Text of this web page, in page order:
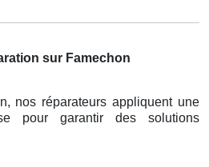
sur Famechon
nos réparateurs appliquent une
pour garantir des solutions